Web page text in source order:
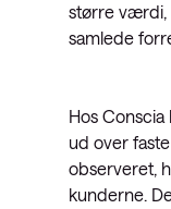
større værdi,
samlede
Hos
ud over
observeret,
kunderne.